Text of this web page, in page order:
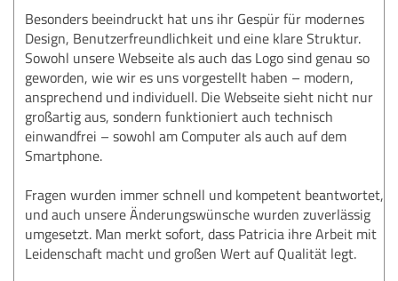
Besonders beeindruckt hat uns ihr Gespür für modernes
Design, Benutzerfreundlichkeit und eine klare Struktur.
Sowohl unsere Webseite als auch das Logo sind genau so
geworden, wie wir es uns vorgestellt haben – modern,
ansprechend und individuell. Die Webseite sieht nicht nur
großartig aus, sondern funktioniert auch technisch
einwandfrei – sowohl am Computer als auch auf dem
Smartphone.
Fragen wurden immer schnell und kompetent beantwortet,
und auch unsere Änderungswünsche wurden zuverlässig
umgesetzt. Man merkt sofort, dass Patricia ihre Arbeit mit
Leidenschaft macht und großen Wert auf Qualität legt.